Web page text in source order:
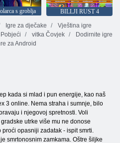
s groblja
BILLJI RUST 4
Igre za dječake
Vještina igre
Pobjeći vitka Čovjek
Dodirnite igre
za Android
kada si mlad i pun energije, kao naš
3 online. Nema straha i sumnje, bilo
i njegovoj spretnosti. Voli
utrke više mu ne donose
opasniji zadatak - ispit smrti.
smrtonosnim zamkama. Oštre šiljke